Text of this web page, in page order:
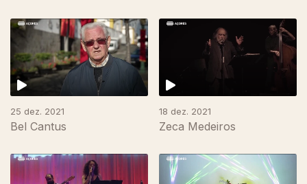
25 dez. 2021
Bel Cantus
18 dez. 2021
Zeca Medeiros